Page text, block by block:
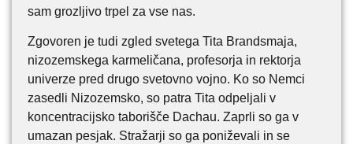
sam grozljivo trpel za vse nas.
Zgovoren je tudi zgled svetega Tita Brandsmaja,
nizozemskega karmeličana, profesorja in rektorja
univerze pred drugo svetovno vojno. Ko so Nemci
zasedli Nizozemsko, so patra Tita odpeljali v
koncentracijsko taborišče Dachau. Zaprli so ga v
umazan pesjak. Stražarji so ga poniževali in se